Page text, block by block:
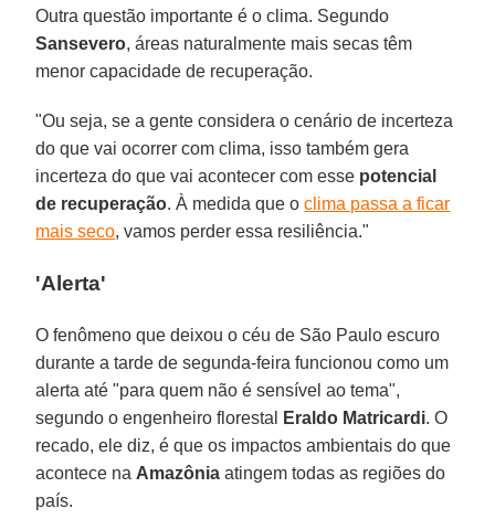
Outra questão importante é o clima. Segundo
Sansevero, áreas naturalmente mais secas têm
menor capacidade de recuperação.
"Ou seja, se a gente considera o cenário de incerteza
do que vai ocorrer com clima, isso também gera
incerteza do que vai acontecer com esse potencial
de recuperação. À medida que oclima passa a ficar
mais seco, vamos perder essa resiliência."
'Alerta'
O fenômeno que deixou o céu de São Paulo escuro
durante a tarde de segunda-feira funcionou como um
alerta até "para quem não é sensível ao tema",
segundo o engenheiro florestal
Eraldo Matricardi. O
recado, ele diz, é que os impactos ambientais do que
acontece na Amazônia atingem todas as regiões do
país.